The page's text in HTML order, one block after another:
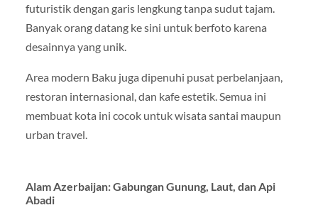
futuristik dengan garis lengkung tanpa sudut tajam.
Banyak orang datang ke sini untuk berfoto karena
desainnya yang unik.
Area modern Baku juga dipenuhi pusat perbelanjaan,
restoran internasional, dan kafe estetik. Semua ini
membuat kota ini cocok untuk wisata santai maupun
urban travel.
Alam Azerbaijan: Gabungan Gunung, Laut, dan Api
Abadi